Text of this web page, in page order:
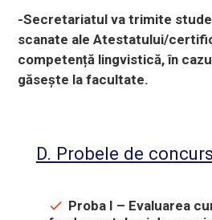
-Secretariatul va trimite
scanate ale Atestatului/
competență lingvistică, în
găsește la facultate.
D. Probele de concurs
Proba I – Evaluarea